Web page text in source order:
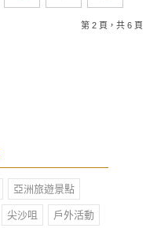
第 2 頁，共 6 頁
亞洲旅遊景點
尖沙咀 戶外活動